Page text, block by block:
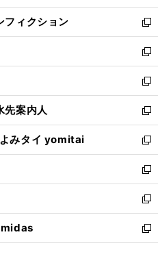
開
く
ウ
で
開
く
ン
ド
ウ
で
開
く
ウ
ィ
ン
ド
ウ
で
開
く
フィクション
新
し
い
ウ
ィ
ン
ド
ウ
で
開
く
新
し
い
ウ
ィ
ン
ド
ウ
で
開
く
新
し
い
ウ
ィ
ン
ド
ウ
で
開
く
先案内人
新
し
い
ウ
ィ
ン
ド
ウ
で
開
みタイ yomitai
新
し
い
ウ
ィ
ン
ド
ウ
新
し
い
ウ
ィ
ン
新
し
い
ウ
新
し